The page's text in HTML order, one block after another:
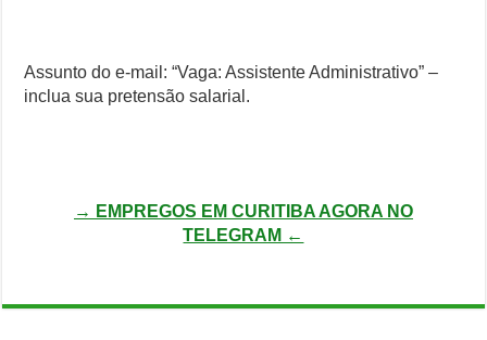
Assunto do e-mail: “Vaga: Assistente Administrativo” –
inclua sua pretensão salarial.
→ EMPREGOS EM CURITIBA AGORA NO
TELEGRAM ←